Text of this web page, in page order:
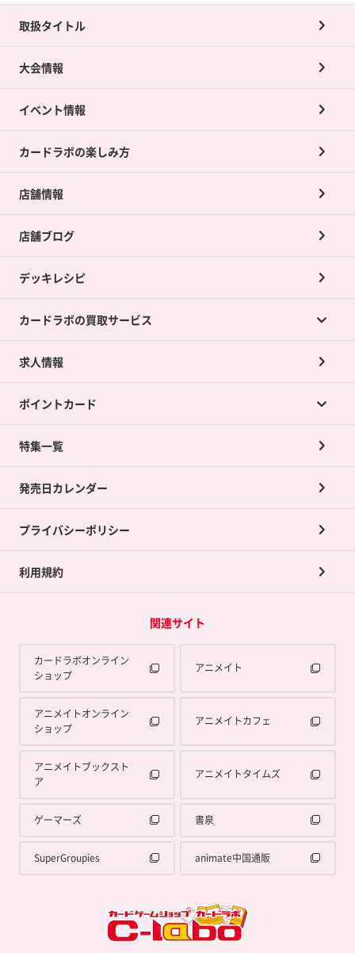
取扱タイトル
大会情報
イベント情報
カードラボの楽しみ方
店舗情報
店舗ブログ
デッキレシピ
カードラボの買取サービス
カードラボの買取サービスTOP
店舗買取について
ネット買取について
買取承諾書について
求人情報
ポイントカード
ポイントカードTOP
ポイント交換景品
特集一覧
発売日カレンダー
プライバシーポリシー
利用規約
関連サイト
カードラボオンライン
ショップ
アニメイト
アニメイトオンライン
ショップ
アニメイトカフェ
アニメイトブックスト
ア
アニメイトタイムズ
ゲーマーズ 書泉
SuperGroupies animate中国通販